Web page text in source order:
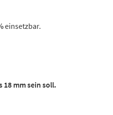
einsetzbar.
mm sein soll.